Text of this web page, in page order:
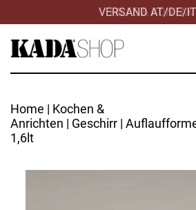
HILFE &
VERSAND AT/DE/
Home | Kochen &
Anrichten | Geschirr |
1,6lt